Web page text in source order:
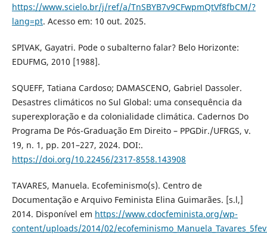
https://www.scielo.br/j/ref/a/TnSBYB7v9CFwpmQtVf8fbCM/?
lang=pt. Acesso em: 10 out. 2025.
SPIVAK, Gayatri. Pode o subalterno falar? Belo Horizonte:
EDUFMG, 2010 [1988].
SQUEFF, Tatiana Cardoso; DAMASCENO, Gabriel Dassoler.
Desastres climáticos no Sul Global: uma consequência da
superexploração e da colonialidade climática. Cadernos Do
Programa De Pós-Graduação Em Direito – PPGDir./UFRGS, v.
19, n. 1, pp. 201–227, 2024. DOI:.
https://doi.org/10.22456/2317-8558.143908
TAVARES, Manuela. Ecofeminismo(s). Centro de
Documentação e Arquivo Feminista Elina Guimarães. [s.l,]
2014. Disponível em https://www.cdocfeminista.org/wp-
content/uploads/2014/02/